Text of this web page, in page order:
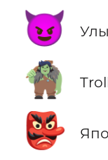
😈
🧌
👺